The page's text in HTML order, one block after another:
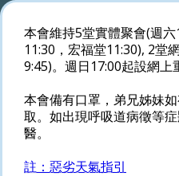
本會維持5堂實體聚會(週
11:30，宏福堂11:30), 2堂
9:45)。週日17:00起設網上
本會備有口罩，弟兄姊妹
取。如出現呼吸道病徵等
醫。
註：惡劣天氣指引